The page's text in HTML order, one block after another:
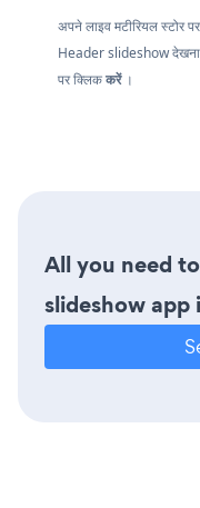
अपने लाइव मटीरियल स्टोर
Header slideshow देखना
पर क्लिककरें।
All you need
slideshow app